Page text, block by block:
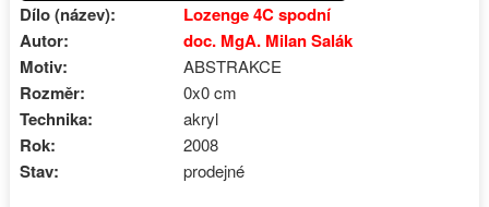
Dílo (název):
Lozenge 4C spodní
Autor:
doc. MgA. Milan Salák
Motiv:
ABSTRAKCE
Rozměr: 0x0 cm
Technika: akryl
Rok: 2008
Stav: prodejné